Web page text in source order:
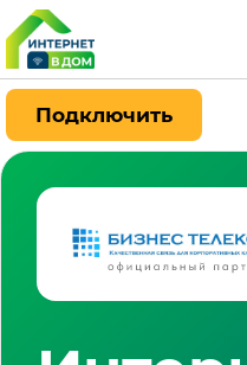
Подключить